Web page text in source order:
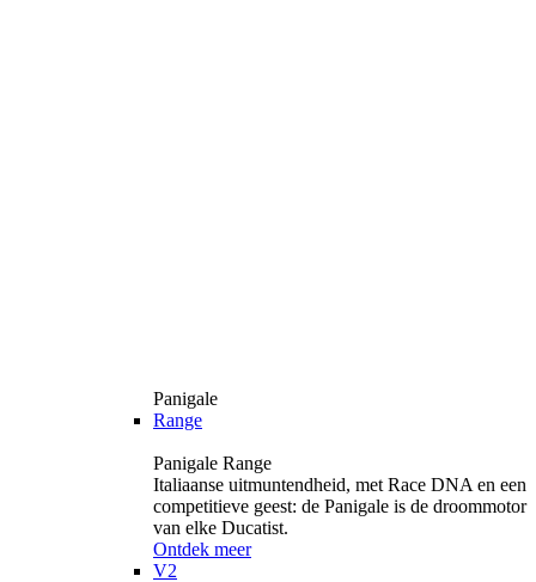
Panigale
Range
Panigale Range
Italiaanse uitmuntendheid, met Race DNA en een
competitieve geest: de Panigale is de droommotor
van elke Ducatist.
Ontdek meer
V2